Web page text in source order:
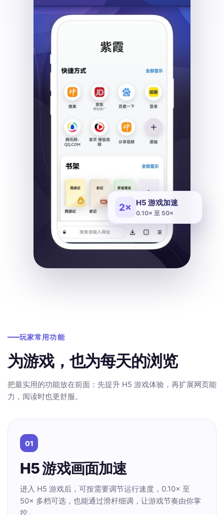
2× H5 游戏加速
0.10× 至 50×
玩家常用功能
为游戏，也为每天的浏览
把最实用的功能放在前面：先提升 H5 游戏体验，再扩展网页能
力，阅读时也更舒服。
01
H5 游戏画面加速
进入 H5 游戏后，可按需要调节运行速度，0.10× 至
50× 多档可选，也能通过滑杆细调，让游戏节奏由你掌
控。